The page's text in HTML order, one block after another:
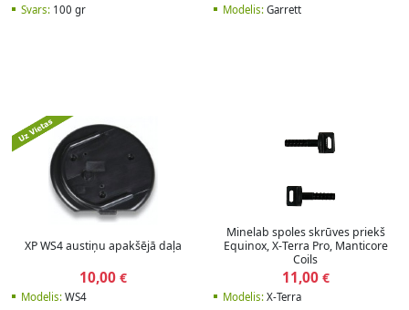
Svars:100 gr Modelis: Garrett
XP WS4 austiņu apakšējā daļa
10,00 €
Modelis:WS4
Minelab spoles skrūves priekš
Equinox, X-Terra Pro, Manticore
Coils
11,00€
Modelis: X-Terra